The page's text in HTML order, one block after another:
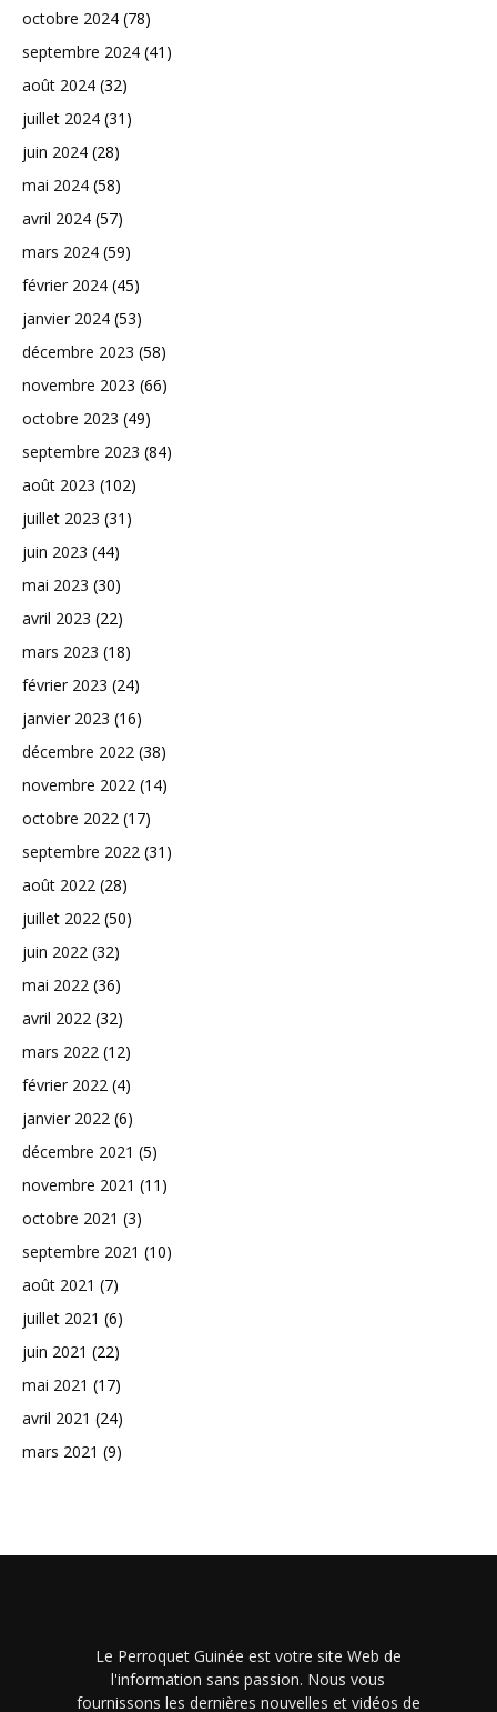
octobre 2024 (78)
septembre 2024 (41)
août 2024 (32)
juillet 2024 (31)
juin 2024 (28)
mai 2024 (58)
avril 2024 (57)
mars 2024 (59)
février 2024 (45)
janvier 2024 (53)
décembre 2023 (58)
novembre 2023 (66)
octobre 2023 (49)
septembre 2023 (84)
août 2023 (102)
juillet 2023 (31)
juin 2023 (44)
mai 2023 (30)
avril 2023 (22)
mars 2023 (18)
février 2023 (24)
janvier 2023 (16)
décembre 2022 (38)
novembre 2022 (14)
octobre 2022 (17)
septembre 2022 (31)
août 2022 (28)
juillet 2022 (50)
juin 2022 (32)
mai 2022 (36)
avril 2022 (32)
mars 2022 (12)
février 2022 (4)
janvier 2022 (6)
décembre 2021 (5)
novembre 2021 (11)
octobre 2021 (3)
septembre 2021 (10)
août 2021 (7)
juillet 2021 (6)
juin 2021 (22)
mai 2021 (17)
avril 2021 (24)
mars 2021 (9)
Le Perroquet Guinée est votre site Web de
l'information sans passion. Nous vous
fournissons les dernières nouvelles et vidéos de